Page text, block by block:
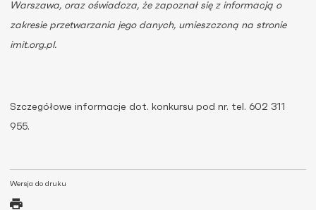
Wersja do druku
Warszawa, oraz oświadcza, że zapoznał się z informacją o
zakresie przetwarzania jego danych, umieszczoną na stronie
imit.org.pl.
Szczegółowe informacje dot. konkursu pod nr. tel. 602 311
955.